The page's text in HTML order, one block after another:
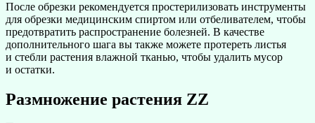
После обрезки рекомендуется простерилизовать инструменты
для обрезки медицинским спиртом или отбеливателем, чтобы
предотвратить распространение болезней. В качестве
дополнительного шага вы также можете протереть листья
и стебли растения влажной тканью, чтобы удалить мусор
и остатки.
Размножение растения ZZ